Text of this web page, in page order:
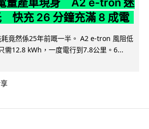
快充 26 分鐘充滿 8 成電
竟然係25年前嘅一半。 A2 e-tron 風阻低
需12.8 kWh，一度電行到7.8公里。6...